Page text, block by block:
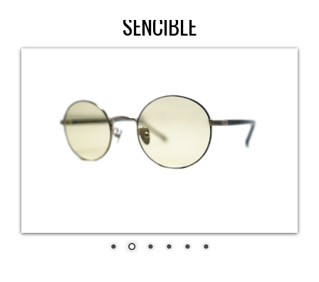
SENCIBLE